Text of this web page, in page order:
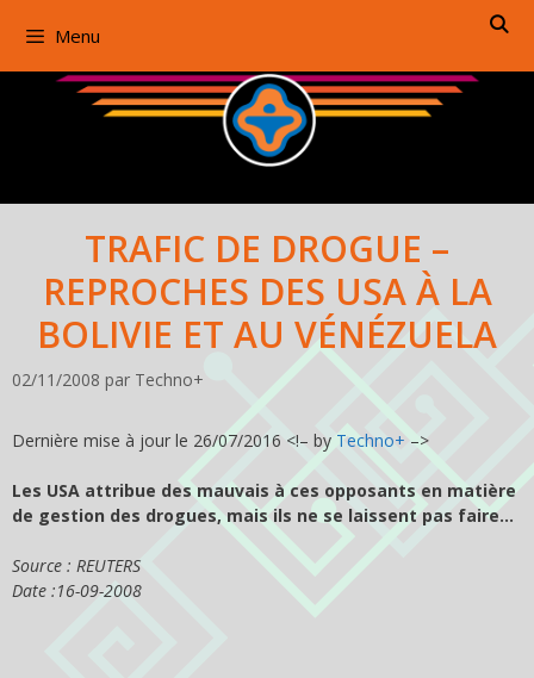
Menu
TRAFIC DE DROGUE –
REPROCHES DES USA À LA
BOLIVIE ET AU VÉNÉZUELA
02/11/2008 par Techno+
Dernière mise à jour le 26/07/2016 <!– by Techno+–>
Les USA attribue des mauvais à ces opposants en matière
de gestion des drogues, mais ils ne se laissent pas faire…
Source : REUTERS
Date :16-09-2008